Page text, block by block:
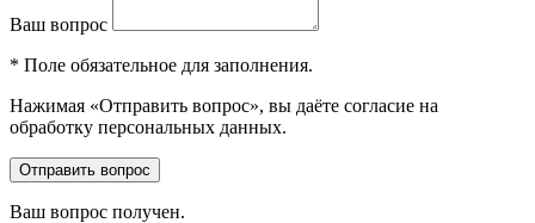
Ваш вопрос
* Поле обязательное для заполнения.
Нажимая «Отправить вопрос», вы даёте согласие на
обработку персональных данных.
Ваш вопрос получен.